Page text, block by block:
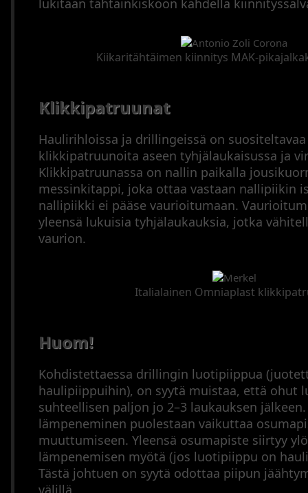
lukitaan tähtäinkiskoon kahdella
Kiikaritähtäimen kiinnitys MAK-
Klikkipatruunat
Haulirihloissa ja drillingeissä on
klikkipatruunoita aseen tyhjälaukaisussa ja
Klikkipatruunassa on nallin paikalla
messinkitappi, joka ottaa vastaan nallipiikin
nallipiikki ei pääse vaurioitumaan.
yleensä lukuisia tyhjälaukauksia, jotka
vaurion.
Italialainen Omniaplast
Huom!
Kohdistettaessa drillingin luotipiippua
haulipiippuihin), on syytä muistaa, että ohut
suhteellisen paljon jo 2–3 laukauksen
lämpeneminen puolestaan vaikuttaa
muuttumiseen. Yleensä osumapiste siirtyy
lämpenemisen myötä (jos luotipiippu on
Tästä johtuen on syytä odottaa piipun
välillä.